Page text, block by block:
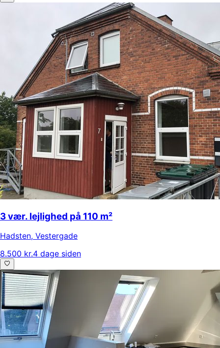
3 vær. lejlighed på 110 m²
Hadsten, Vestergade
8.500 kr.4 dage siden